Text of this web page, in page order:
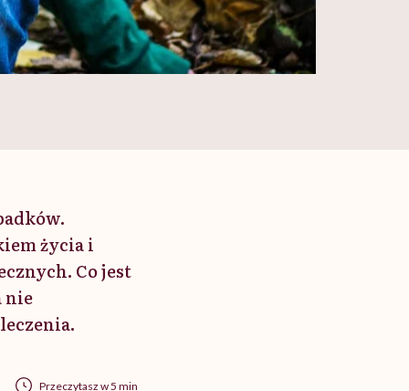
życia i
Co jest
nie
Przeczytasz w 5 min